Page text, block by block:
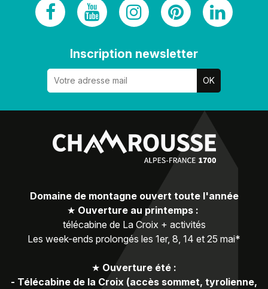
Inscription newsletter
Domaine de montagne ouvert toute l'année
★ Ouverture au printemps :
télécabine de La Croix + activités
Les week-ends prolongés les 1er, 8, 14 et 25 mai*
★ Ouverture été :
- Télécabine de la Croix (accès sommet, tyrolienne,